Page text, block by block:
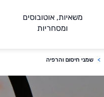
משאיות, אוטובוסים
ומסחריות
שמני חיסום והרפיה